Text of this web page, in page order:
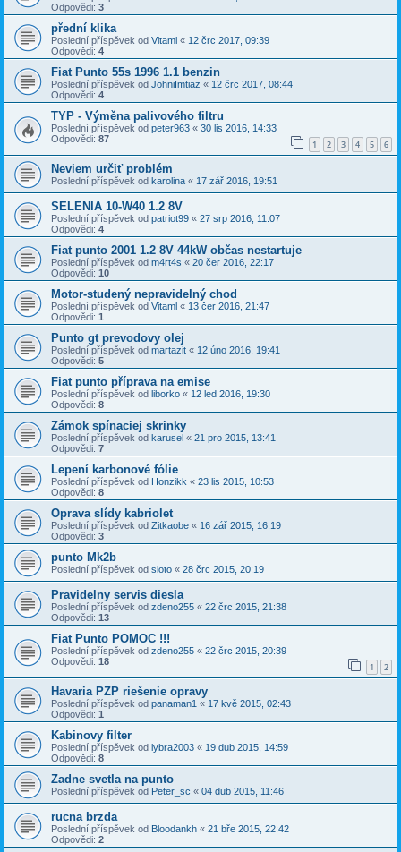
Odpovědi: 3
přední klika
Poslední příspěvek od Vitaml « 12 črc 2017, 09:39
Odpovědi: 4
Fiat Punto 55s 1996 1.1 benzin
Poslední příspěvek od JohniImtiaz « 12 črc 2017, 08:44
Odpovědi: 4
TYP - Výměna palivového filtru
Poslední příspěvek od peter963 « 30 lis 2016, 14:33
Odpovědi: 87 1 2 3 4 5 6
Neviem určiť problém
Poslední příspěvek od karolina « 17 zář 2016, 19:51
SELENIA 10-W40 1.2 8V
Poslední příspěvek od patriot99 « 27 srp 2016, 11:07
Odpovědi: 4
Fiat punto 2001 1.2 8V 44kW občas nestartuje
Poslední příspěvek od m4rt4s « 20 čer 2016, 22:17
Odpovědi: 10
Motor-studený nepravidelný chod
Poslední příspěvek od Vitaml « 13 čer 2016, 21:47
Odpovědi: 1
Punto gt prevodovy olej
Poslední příspěvek od martazit « 12 úno 2016, 19:41
Odpovědi: 5
Fiat punto příprava na emise
Poslední příspěvek od liborko « 12 led 2016, 19:30
Odpovědi: 8
Zámok spínaciej skrinky
Poslední příspěvek od karusel « 21 pro 2015, 13:41
Odpovědi: 7
Lepení karbonové fólie
Poslední příspěvek od Honzikk « 23 lis 2015, 10:53
Odpovědi: 8
Oprava slídy kabriolet
Poslední příspěvek od Zitkaobe « 16 zář 2015, 16:19
Odpovědi: 3
punto Mk2b
Poslední příspěvek od sloto « 28 črc 2015, 20:19
Pravidelny servis diesla
Poslední příspěvek od zdeno255 « 22 črc 2015, 21:38
Odpovědi: 13
Fiat Punto POMOC !!!
Poslední příspěvek od zdeno255 « 22 črc 2015, 20:39
Odpovědi: 18 1 2
Havaria PZP riešenie opravy
Poslední příspěvek od panaman1 « 17 kvě 2015, 02:43
Odpovědi: 1
Kabinovy filter
Poslední příspěvek od lybra2003 « 19 dub 2015, 14:59
Odpovědi: 8
Zadne svetla na punto
Poslední příspěvek od Peter_sc « 04 dub 2015, 11:46
rucna brzda
Poslední příspěvek od Bloodankh « 21 bře 2015, 22:42
Odpovědi: 2